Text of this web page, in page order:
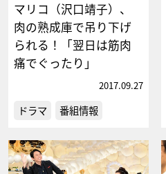
マリコ（沢口靖子）、
肉の熟成庫で吊り下げ
られる！「翌日は筋肉
痛でぐったり」
2017.09.27
ドラマ 番組情報